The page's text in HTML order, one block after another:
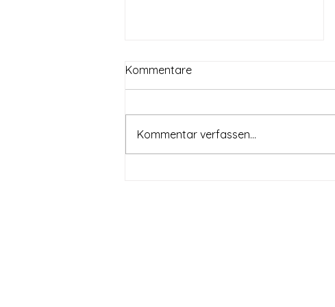
Kommentare
Kommentar verfassen...